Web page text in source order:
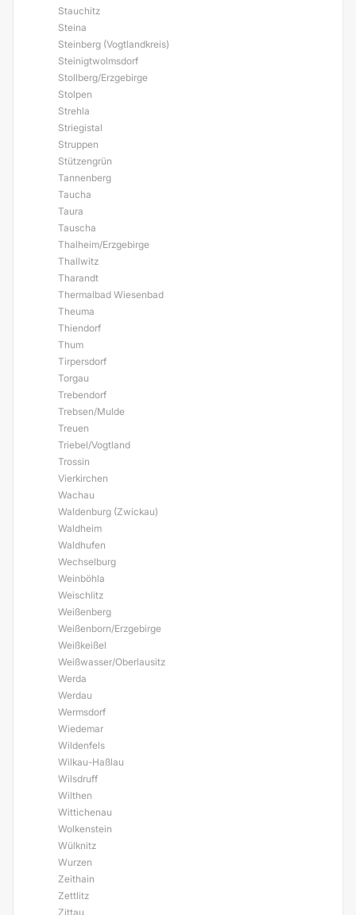
Stauchitz
Steina
Steinberg (Vogtlandkreis)
Steinigtwolmsdorf
Stollberg/Erzgebirge
Stolpen
Strehla
Striegistal
Struppen
Stützengrün
Tannenberg
Taucha
Taura
Tauscha
Thalheim/Erzgebirge
Thallwitz
Tharandt
Thermalbad Wiesenbad
Theuma
Thiendorf
Thum
Tirpersdorf
Torgau
Trebendorf
Trebsen/Mulde
Treuen
Triebel/Vogtland
Trossin
Vierkirchen
Wachau
Waldenburg (Zwickau)
Waldheim
Waldhufen
Wechselburg
Weinböhla
Weischlitz
Weißenberg
Weißenborn/Erzgebirge
Weißkeißel
Weißwasser/Oberlausitz
Werda
Werdau
Wermsdorf
Wiedemar
Wildenfels
Wilkau-Haßlau
Wilsdruff
Wilthen
Wittichenau
Wolkenstein
Wülknitz
Wurzen
Zeithain
Zettlitz
Zittau